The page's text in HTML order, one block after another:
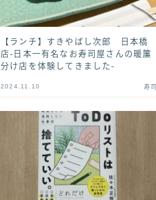
【ランチ】すきやばし次郎 日本橋
店-日本一有名なお寿司屋さんの暖簾
分け店を体験してきました-
2024.11.10 寿司